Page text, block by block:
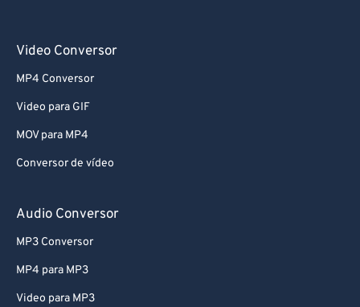
Video Conversor
MP4 Conversor
Video para GIF
MOV para MP4
Conversor de vídeo
Audio Conversor
MP3 Conversor
MP4 para MP3
Video para MP3